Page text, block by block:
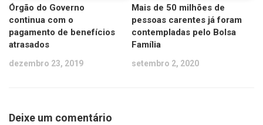
Órgão do Governo
continua com o
pagamento de benefícios
atrasados
dezembro 23, 2019
Mais de 50 milhões de
pessoas carentes já foram
contempladas pelo Bolsa
Família
setembro 2, 2020
Deixe um comentário